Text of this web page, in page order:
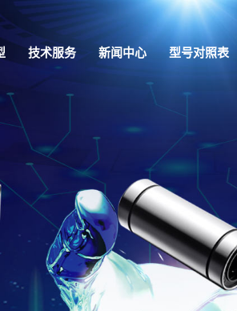
技术服务 新闻中心 型号对照表